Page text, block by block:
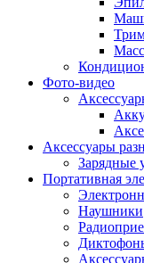
Фото-видео
Аксессуары
Зарядные
Портативная
Наушники